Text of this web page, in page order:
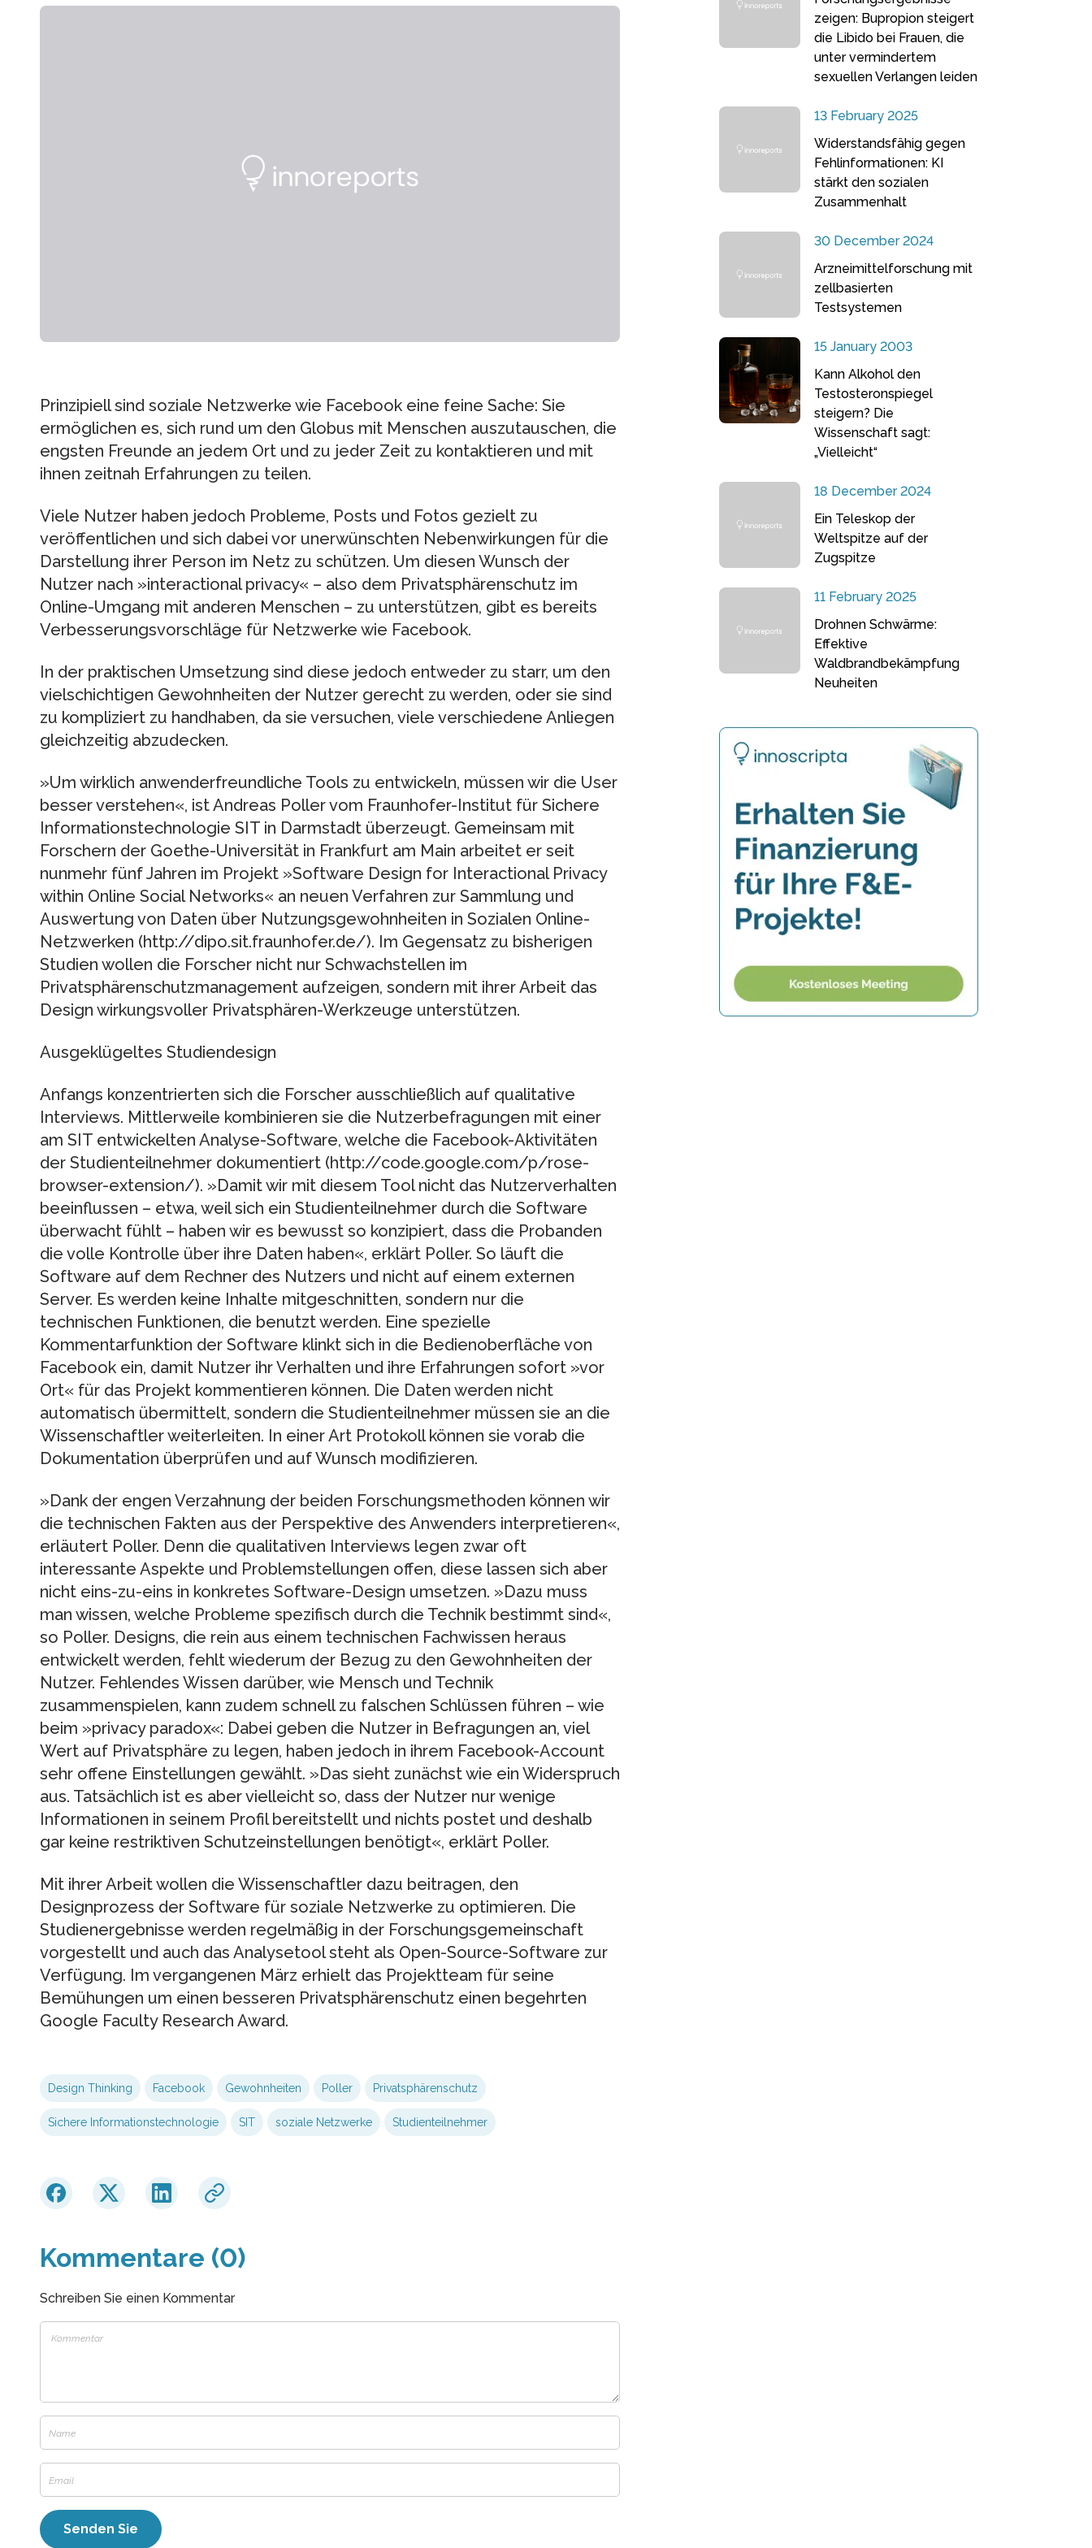
Prinzipiell sind soziale Netzwerke wie Facebook eine feine Sache: Sie
ermöglichen es, sich rund um den Globus mit Menschen auszutauschen, die
engsten Freunde an jedem Ort und zu jeder Zeit zu kontaktieren und mit
ihnen zeitnah Erfahrungen zu teilen.
Viele Nutzer haben jedoch Probleme, Posts und Fotos gezielt zu
veröffentlichen und sich dabei vor unerwünschten Nebenwirkungen für die
Darstellung ihrer Person im Netz zu schützen. Um diesen Wunsch der
Nutzer nach »interactional privacy« – also dem Privatsphärenschutz im
Online-Umgang mit anderen Menschen – zu unterstützen, gibt es bereits
Verbesserungsvorschläge für Netzwerke wie Facebook.
In der praktischen Umsetzung sind diese jedoch entweder zu starr, um den
vielschichtigen Gewohnheiten der Nutzer gerecht zu werden, oder sie sind
zu kompliziert zu handhaben, da sie versuchen, viele verschiedene Anliegen
gleichzeitig abzudecken.
»Um wirklich anwenderfreundliche Tools zu entwickeln, müssen wir die User
besser verstehen«, ist Andreas Poller vom Fraunhofer-Institut für Sichere
Informationstechnologie SIT in Darmstadt überzeugt. Gemeinsam mit
Forschern der Goethe-Universität in Frankfurt am Main arbeitet er seit
nunmehr fünf Jahren im Projekt »Software Design for Interactional Privacy
within Online Social Networks« an neuen Verfahren zur Sammlung und
Auswertung von Daten über Nutzungsgewohnheiten in Sozialen Online-
Netzwerken (http://dipo.sit.fraunhofer.de/). Im Gegensatz zu bisherigen
Studien wollen die Forscher nicht nur Schwachstellen im
Privatsphärenschutzmanagement aufzeigen, sondern mit ihrer Arbeit das
Design wirkungsvoller Privatsphären-Werkzeuge unterstützen.
Ausgeklügeltes Studiendesign
Anfangs konzentrierten sich die Forscher ausschließlich auf qualitative
Interviews. Mittlerweile kombinieren sie die Nutzerbefragungen mit einer
am SIT entwickelten Analyse-Software, welche die Facebook-Aktivitäten
der Studienteilnehmer dokumentiert (http://code.google.com/p/rose-
browser-extension/). »Damit wir mit diesem Tool nicht das Nutzerverhalten
beeinflussen – etwa, weil sich ein Studienteilnehmer durch die Software
überwacht fühlt – haben wir es bewusst so konzipiert, dass die Probanden
die volle Kontrolle über ihre Daten haben«, erklärt Poller. So läuft die
Software auf dem Rechner des Nutzers und nicht auf einem externen
Server. Es werden keine Inhalte mitgeschnitten, sondern nur die
technischen Funktionen, die benutzt werden. Eine spezielle
Kommentarfunktion der Software klinkt sich in die Bedienoberfläche von
Facebook ein, damit Nutzer ihr Verhalten und ihre Erfahrungen sofort »vor
Ort« für das Projekt kommentieren können. Die Daten werden nicht
automatisch übermittelt, sondern die Studienteilnehmer müssen sie an die
Wissenschaftler weiterleiten. In einer Art Protokoll können sie vorab die
Dokumentation überprüfen und auf Wunsch modifizieren.
»Dank der engen Verzahnung der beiden Forschungsmethoden können wir
die technischen Fakten aus der Perspektive des Anwenders interpretieren«,
erläutert Poller. Denn die qualitativen Interviews legen zwar oft
interessante Aspekte und Problemstellungen offen, diese lassen sich aber
nicht eins-zu-eins in konkretes Software-Design umsetzen. »Dazu muss
man wissen, welche Probleme spezifisch durch die Technik bestimmt sind«,
so Poller. Designs, die rein aus einem technischen Fachwissen heraus
entwickelt werden, fehlt wiederum der Bezug zu den Gewohnheiten der
Nutzer. Fehlendes Wissen darüber, wie Mensch und Technik
zusammenspielen, kann zudem schnell zu falschen Schlüssen führen – wie
beim »privacy paradox«: Dabei geben die Nutzer in Befragungen an, viel
Wert auf Privatsphäre zu legen, haben jedoch in ihrem Facebook-Account
sehr offene Einstellungen gewählt. »Das sieht zunächst wie ein Widerspruch
aus. Tatsächlich ist es aber vielleicht so, dass der Nutzer nur wenige
Informationen in seinem Profil bereitstellt und nichts postet und deshalb
gar keine restriktiven Schutzeinstellungen benötigt«, erklärt Poller.
Mit ihrer Arbeit wollen die Wissenschaftler dazu beitragen, den
Designprozess der Software für soziale Netzwerke zu optimieren. Die
Studienergebnisse werden regelmäßig in der Forschungsgemeinschaft
vorgestellt und auch das Analysetool steht als Open-Source-Software zur
Verfügung. Im vergangenen März erhielt das Projektteam für seine
Bemühungen um einen besseren Privatsphärenschutz einen begehrten
Google Faculty Research Award.
Design Thinking Facebook Gewohnheiten Poller Privatsphärenschutz
Sichere Informationstechnologie SIT soziale Netzwerke Studienteilnehmer
Kommentare (0)
Schreiben Sie einen Kommentar
zeigen: Bupropion steigert
die Libido bei Frauen, die
unter vermindertem
sexuellen Verlangen leiden
13 February 2025
Widerstandsfähig gegen
Fehlinformationen: KI
stärkt den sozialen
Zusammenhalt
30 December 2024
Arzneimittelforschung mit
zellbasierten
Testsystemen
15 January 2003
Kann Alkohol den
Testosteronspiegel
steigern? Die
Wissenschaft sagt:
„Vielleicht“
18 December 2024
Ein Teleskop der
Weltspitze auf der
Zugspitze
11 February 2025
Drohnen Schwärme:
Effektive
Waldbrandbekämpfung
Neuheiten